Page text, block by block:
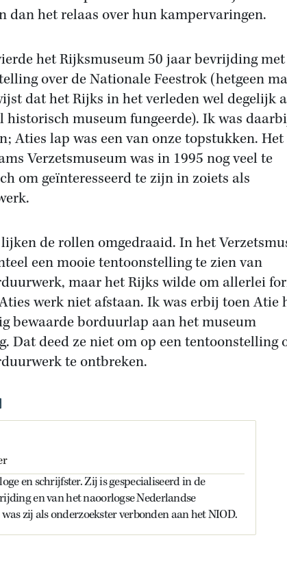
dan het relaas over hun kampervaringen.
het Rijksmuseum 50 jaar bevrijding met
over de Nationale Feestrok (hetgeen
dat het Rijks in het verleden wel degelijk
historisch museum fungeerde). Ik was
Aties lap was een van onze topstukken. Het
Verzetsmuseum was in 1995 nog veel te
om geïnteresseerd te zijn in zoiets als
de rollen omgedraaid. In het
een mooie tentoonstelling te zien van
maar het Rijks wilde om allerlei
werk niet afstaan. Ik was erbij toen Atie
bewaarde borduurlap aan het museum
Dat deed ze niet om op een tentoonstelling
te ontbreken.
en schrijfster. Zij is gespecialiseerd in de
en van het naoorlogse Nederlandse
zij als onderzoekster verbonden aan het NIOD.